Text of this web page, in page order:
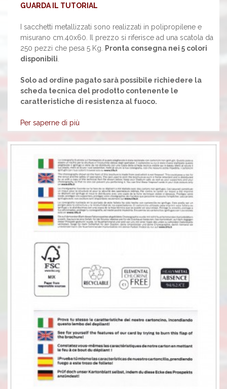
GUARDA IL TUTORIAL
I sacchetti metallizzati sono realizzati in polipropilene e
misurano cm.40x60. Il prezzo si riferisce ad una scatola da
250 pezzi che pesa 5 Kg. Pronta consegna nei 5 colori
disponibili.
Solo ad ordine pagato sarà possibile richiedere la
scheda tecnica del prodotto contenente le
caratteristiche di resistenza al fuoco.
Per saperne di più